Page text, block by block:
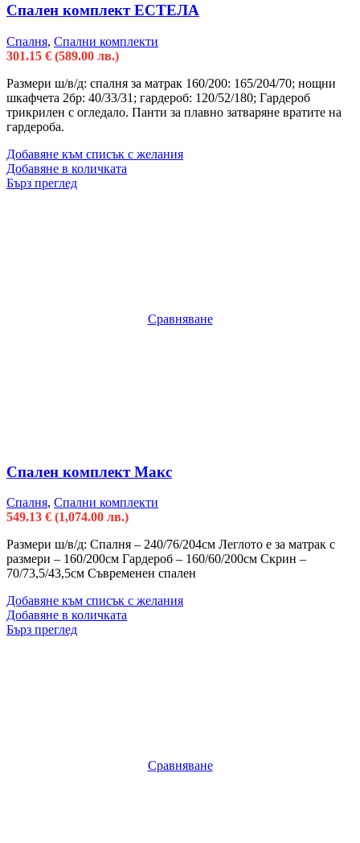
Спален комплект ЕСТЕЛА
Спалня, Спални комплекти
301.15 € (589.00 лв.)
Размери ш/в/д: спалня за матрак 160/200: 165/204/70; нощни
шкафчета 2бр: 40/33/31; гардероб: 120/52/180; Гардероб
трикрилен с огледало. Панти за плавно затваряне вратите на
гардероба.
Добавяне към списък с желания
Добавяне в количката
Бърз преглед
Сравняване
Спален комплект Макс
Спалня, Спални комплекти
549.13 € (1,074.00 лв.)
Размери ш/в/д: Спалня – 240/76/204см Леглото е за матрак с
размери – 160/200см Гардероб – 160/60/200см Скрин –
70/73,5/43,5см Съвременен спален
Добавяне към списък с желания
Добавяне в количката
Бърз преглед
Сравняване